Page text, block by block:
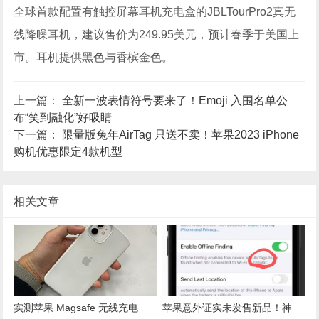
全球首款配置有触控屏幕耳机充电盒的JBLTourPro2真无
线降噪耳机，建议售价为249.95美元，预计春季于美国上
市。耳机提供黑色与香槟金色。
上一篇：全新一波表情符号要来了！Emoji 入围名单公
布“笑到融化”好吸睛
下一篇： 限量版兔年AirTag 只送不卖！苹果2023 iPhone
购机优惠限定4款机型
相关文章
实测苹果 Magsafe 无线充电
苹果意外证实未发售新品！神